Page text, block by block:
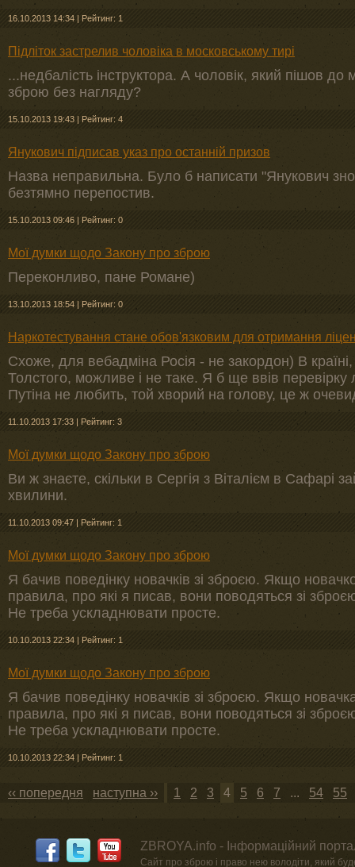
16.10.2013 14:34 | Рейтинг: 1
Підліток застрелив чоловіка в московському тирі
...недбалість інструктора. А чоловік, який пішов
зброю без нагляду?
15.10.2013 19:43 | Рейтинг: 4
Янукович підписав указ про останній призов
Назва неправильна. Було б написати "Янукович
безтямно перепостив.
15.10.2013 09:46 | Рейтинг: 0
Мої думки щодо Закону про зброю
Переконливо, пане Романе)
13.10.2013 18:54 | Рейтинг: 0
Наркотестування стане обов'язковим для отримання
Схоже, для вебадміна Росія - не закордон) В
Толстого, можливе і не таке. Я б ще ввів перевірку
Путіна не любить, той хворий на голову, це ж
11.10.2013 17:33 | Рейтинг: 3
Мої думки щодо Закону про зброю
Ви ж знаєте, скільки в Сергія з Віталієм в Сафарі
хвилини.
11.10.2013 09:47 | Рейтинг: 1
Мої думки щодо Закону про зброю
Я бачив поведінку новачків зі зброєю. Якщо
правила, про які я писав, вони поводяться зі
Не треба ускладнювати просте.
10.10.2013 22:34 | Рейтинг: 1
Мої думки щодо Закону про зброю
Я бачив поведінку новачків зі зброєю. Якщо
правила, про які я писав, вони поводяться зі
Не треба ускладнювати просте.
10.10.2013 22:34 | Рейтинг: 1
‹‹ попередня наступна ›› 1 2 3 4 5 6 7 ... 54 55
ZBROYA.info - Інформаційний
Сайт про зброю і право нею володіти, який